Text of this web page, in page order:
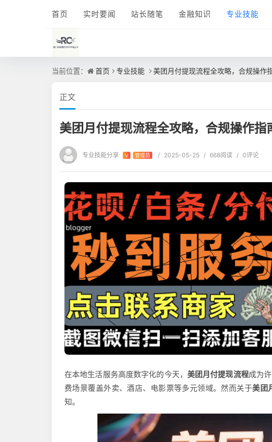
首页 实时要闻 站长随笔 金融知识 专业技能
当前位置： 首页 专业技能 美团月付提现流程全攻略，合规操作
正文
美团月付提现流程全攻略，合规操作指
专业技能分享 V 管理员 / 2025-05-25 / 668阅读 / 0评论
在本地生活服务高度数字化的今天， 美团月付提现流程成为
费场景覆盖外卖、酒店、电影票等多元领域。然而关于美团
知。